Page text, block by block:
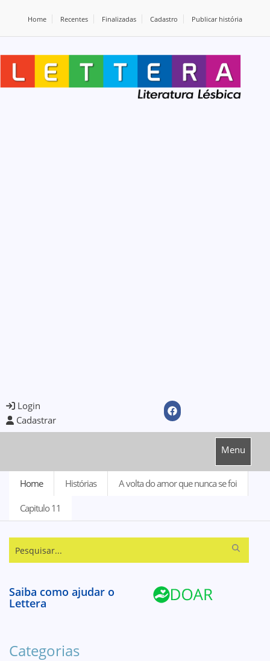
Home Recentes Finalizadas Cadastro Publicar história
Login
Cadastrar
Menu
Home Histórias A volta do amor que nunca se foi
Capitulo 11
Saiba como ajudar o
Lettera
Categorias